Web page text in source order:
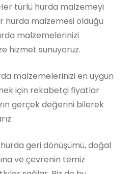
türlü hurda malzemeyi
hurda malzemesi olduğu
malzemelerinizi
hizmet sunuyoruz.
malzemelerinizi en uygun
için rekabetçi fiyatlar
gerçek değerini bilerek
geri dönüşümü, doğal
ve çevrenin temiz